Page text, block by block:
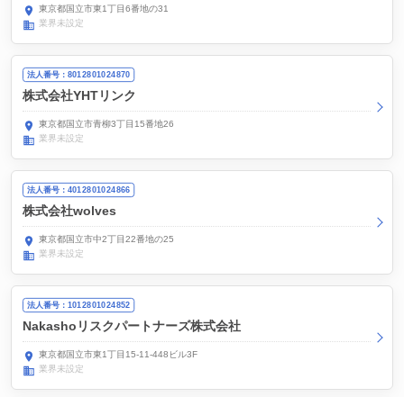
東京都国立市東1丁目6番地の31
業界未設定
法人番号：8012801024870
株式会社YHTリンク
東京都国立市青柳3丁目15番地26
業界未設定
法人番号：4012801024866
株式会社wolves
東京都国立市中2丁目22番地の25
業界未設定
法人番号：1012801024852
Nakashoリスクパートナーズ株式会社
東京都国立市東1丁目15-11-448ビル3F
業界未設定